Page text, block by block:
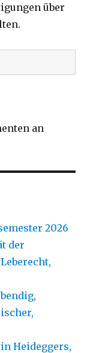
über
an
2026
der
Heideggers,